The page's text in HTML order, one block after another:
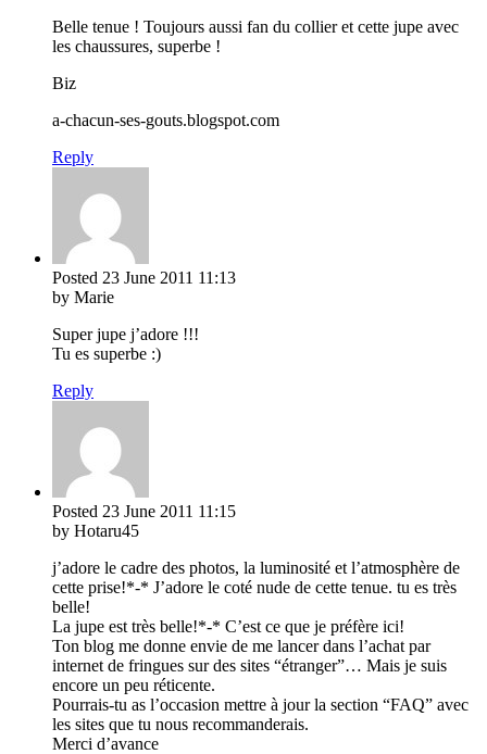
Belle tenue ! Toujours aussi fan du collier et cette jupe avec
les chaussures, superbe !
Biz
a-chacun-ses-gouts.blogspot.com
Reply
Posted 23 June 2011 11:13
by Marie
Super jupe j’adore !!!
Tu es superbe :)
Reply
Posted 23 June 2011 11:15
by Hotaru45
j’adore le cadre des photos, la luminosité et l’atmosphère de
cette prise!*-* J’adore le coté nude de cette tenue. tu es très
belle!
La jupe est très belle!*-* C’est ce que je préfère ici!
Ton blog me donne envie de me lancer dans l’achat par
internet de fringues sur des sites “étranger”… Mais je suis
encore un peu réticente.
Pourrais-tu as l’occasion mettre à jour la section “FAQ” avec
les sites que tu nous recommanderais.
Merci d’avance